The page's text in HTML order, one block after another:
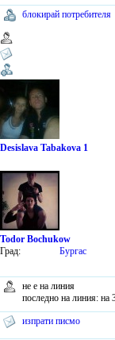
блокирай потребителя
Desislava Tabakova 1
Todor Bochukow
Град:
Бургас
не е на линия
последно на линия: на
изпрати писмо